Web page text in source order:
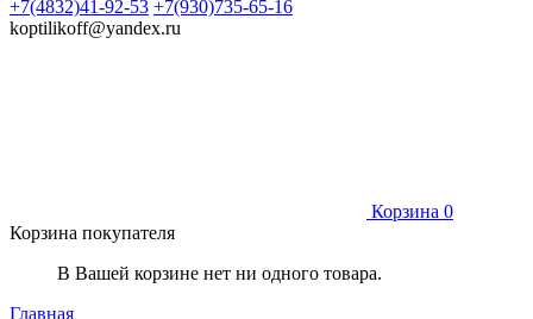
+7(4832)41-92-53 +7(930)735-65-16
koptilikoff@yandex.ru
Корзина 0
Корзина покупателя
В Вашей корзине нет ни одного товара.
Главная